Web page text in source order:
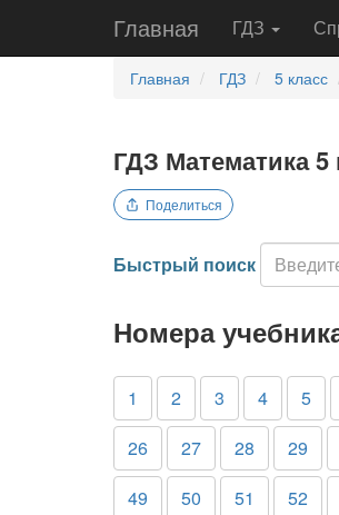
Главная ГДЗ
Главная ГДЗ 5 класс
ГДЗ Математика
Поделиться
Быстрый поиск
Номера
1 2 3 4 5
26
27 28 29
49
50 51 52